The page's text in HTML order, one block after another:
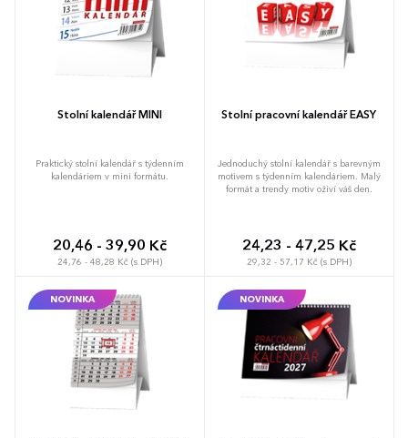
Stolní kalendář MINI
Praktický stolní kalendář s týdenním
kalendáriem v mini formátu.
20,46 - 39,90 Kč
24,76 - 48,28 Kč (s DPH)
Stolní pracovní kalendář EASY
Jednoduchý stolní kalendář s barevným
motivem s týdenním kalendáriem. Malý
formát a trendy motiv oživí váš den.
24,23 - 47,25 Kč
29,32 - 57,17 Kč (s DPH)
NOVINKA NOVINKA